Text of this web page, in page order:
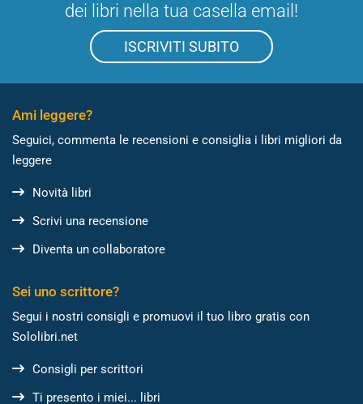
dei libri nella tua casella email!
ISCRIVITI SUBITO
Ami leggere?
Seguici, commenta le recensioni e consiglia i libri migliori da
leggere
Novità libri
Scrivi una recensione
Diventa un collaboratore
Sei uno scrittore?
Segui i nostri consigli e promuovi il tuo libro gratis con
Sololibri.net
Consigli per scrittori
Ti presento i miei... libri